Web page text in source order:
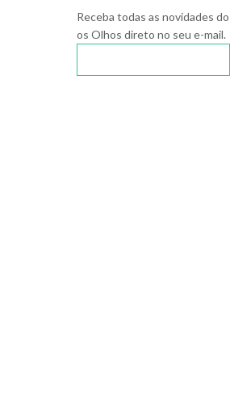
Receba todas as novidades
os Olhos direto no seu e-mail.